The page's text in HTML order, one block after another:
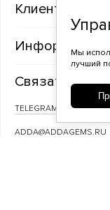
Клиентам
Информация
Связаться с
TELEGRAM
ADDA@ADDAGEMS.RU
Мы
лучший